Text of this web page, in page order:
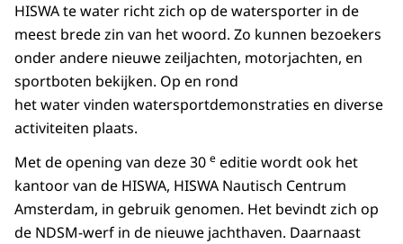
HISWA te water richt zich op de watersporter in de
meest brede zin van het woord. Zo kunnen bezoekers
onder andere nieuwe zeiljachten, motorjachten, en
sportboten bekijken. Op en rond
het water vinden watersportdemonstraties en diverse
activiteiten plaats.
Met de opening van deze 30 e editie wordt ook het
kantoor van de HISWA, HISWA Nautisch Centrum
Amsterdam, in gebruik genomen. Het bevindt zich op
de NDSM-werf in de nieuwe jachthaven. Daarnaast